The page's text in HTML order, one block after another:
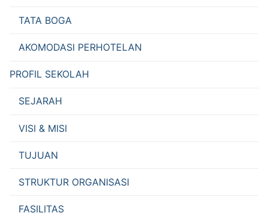
TATA BOGA
AKOMODASI PERHOTELAN
PROFIL SEKOLAH
SEJARAH
VISI & MISI
TUJUAN
STRUKTUR ORGANISASI
FASILITAS